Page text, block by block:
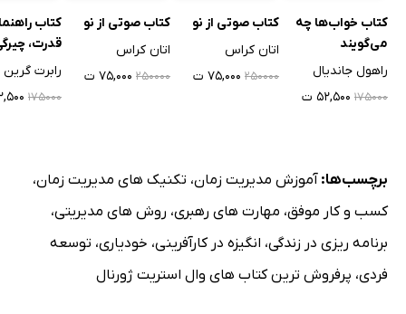
کتاب خواب‌ها چه
می‌گویند
راهول جاندیال
۱۷۵۰۰۰ ۵۲,۵۰۰ ت
کتاب صوتی از نو
اتان کراس
۲۵۰۰۰۰ ۷۵,۰۰۰ ت
کتاب صوتی از نو
اتان کراس
۲۵۰۰۰۰ ۷۵,۰۰۰ ت
کتاب
قدرت،
رابرت گرین
۱۷۵۰۰۰
برچسب‌ها: آموزش مدیریت زمان، تکنیک های مدیریت زمان،
کسب و کار موفق، مهارت های رهبری، روش های مدیریتی،
برنامه ریزی در زندگی، انگیزه در کارآفرینی، خودیاری، توسعه
فردی، پرفروش ترین کتاب های وال استریت ژورنال